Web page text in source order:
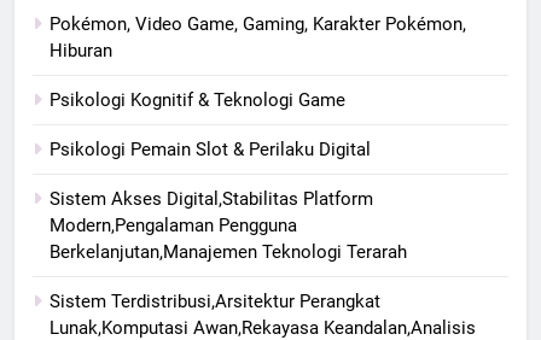
Pokémon, Video Game, Gaming, Karakter Pokémon,
Hiburan
Psikologi Kognitif & Teknologi Game
Psikologi Pemain Slot & Perilaku Digital
Sistem Akses Digital,Stabilitas Platform
Modern,Pengalaman Pengguna
Berkelanjutan,Manajemen Teknologi Terarah
Sistem Terdistribusi,Arsitektur Perangkat
Lunak,Komputasi Awan,Rekayasa Keandalan,Analisis